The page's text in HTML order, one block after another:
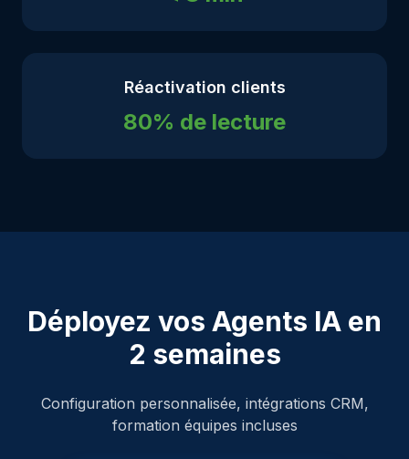
Réactivation clients
80% de lecture
Déployez vos Agents IA en
2 semaines
Configuration personnalisée, intégrations CRM,
formation équipes incluses